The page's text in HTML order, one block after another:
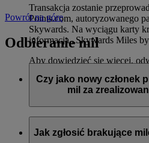
Transakcja zostanie
Points.com, autoryzowanego
Skywards. Na wyciągu karty
informacja „Skywards Miles
Aby dowiedzieć się więcej,
Powrót na górę
Odbieranie mil
Czy jako nowy członek
mil za
Tak, nowi członkowie mogą
loty liniami Emirates, flydubai
Jak zgłosić brakujące